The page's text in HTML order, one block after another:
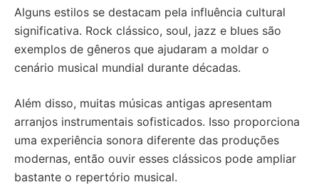
Alguns estilos se destacam pela influência cultural
significativa. Rock clássico, soul, jazz e blues são
exemplos de gêneros que ajudaram a moldar o
cenário musical mundial durante décadas.
Além disso, muitas músicas antigas apresentam
arranjos instrumentais sofisticados. Isso proporciona
uma experiência sonora diferente das produções
modernas, então ouvir esses clássicos pode ampliar
bastante o repertório musical.